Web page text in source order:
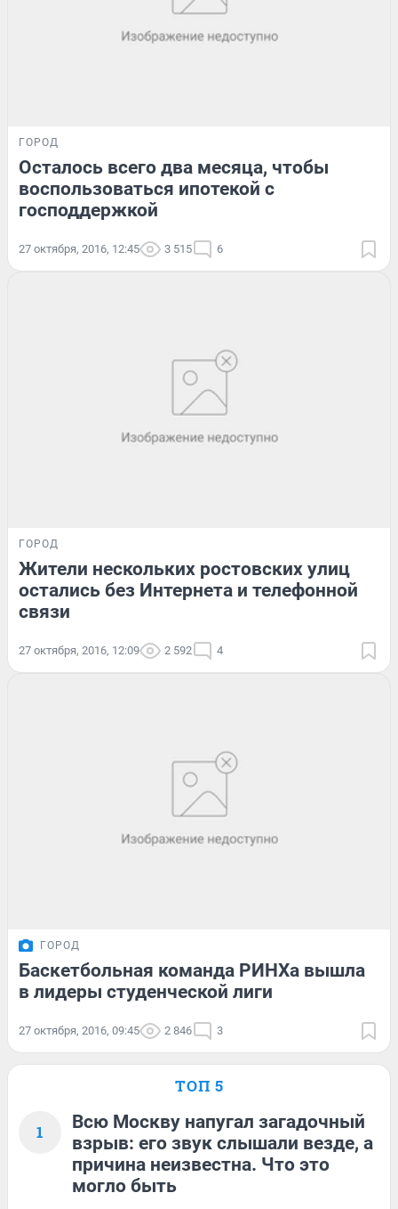
ГОРОД
Осталось всего два месяца, чтобы
воспользоваться ипотекой с
господдержкой
27 октября, 2016, 12:45 3 515 6
ГОРОД
Жители нескольких ростовских улиц
остались без Интернета и телефонной
связи
27 октября, 2016, 12:09 2 592 4
ГОРОД
Баскетбольная команда РИНХа вышла
в лидеры студенческой лиги
27 октября, 2016, 09:45 2 846 3
ТОП 5
1
Всю Москву напугал загадочный
взрыв: его звук слышали везде, а
причина неизвестна. Что это
могло быть